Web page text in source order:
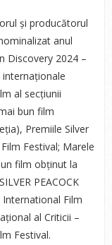
și producătorul
anul
Discovery 2024 –
internaționale
al secțiunii
bun film
Premiile Silver
Festival; Marele
film obținut la
PEACOCK
Film
al Criticii –
Festival.